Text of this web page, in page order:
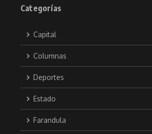
Categorías
Capital
Columnas
Deportes
Estado
Farandula